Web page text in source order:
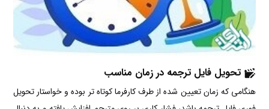
تحویل فایل ترجمه در زمان مناسب
هنگامی که زمان تعیین شده از طرف کارفرما کوتاه تر بوده و خواستار تحویل